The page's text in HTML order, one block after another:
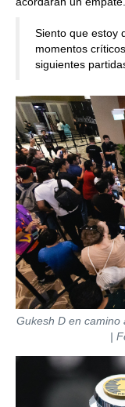
Siento que estoy
momentos
siguientes
Gukesh D en camino
|